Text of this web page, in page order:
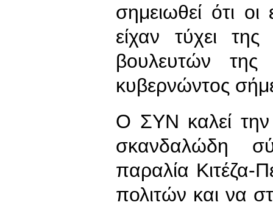
σημειωθεί ότι οι
είχαν τύχει
βουλευτών της
κυβερνώντος
Ο ΣΥΝ καλεί
σκανδαλώδη
παραλία Κιτέζα-
πολιτών και να